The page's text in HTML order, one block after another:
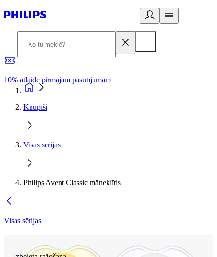
10% atlaide pirmajam pasūtījumam
Knupīši
Visas sērijas
Philips Avent Classic māneklītis
Visas sērijas